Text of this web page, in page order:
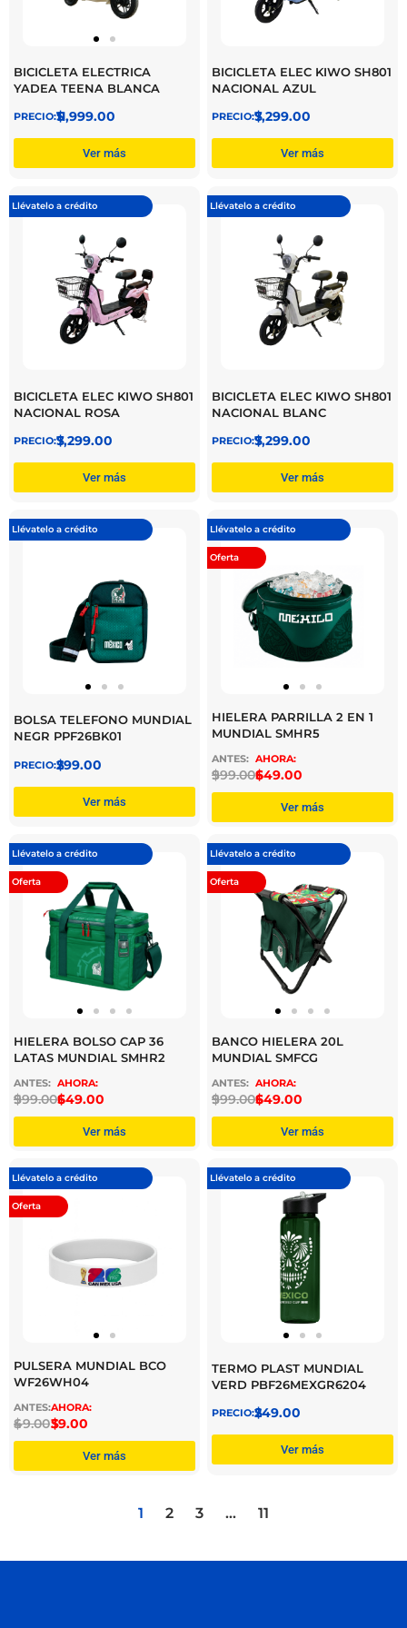
BICICLETA ELECTRICA
YADEA TEENA BLANCA
$
11,999.00
Ver más
BICICLETA ELEC KIWO SH801
NACIONAL AZUL
$
7,299.00
Ver más
Llévatelo a crédito
BICICLETA ELEC KIWO SH801
NACIONAL ROSA
$
7,299.00
Ver más
Llévatelo a crédito
BICICLETA ELEC KIWO SH801
NACIONAL BLANC
$
7,299.00
Ver más
Llévatelo a crédito
BOLSA TELEFONO MUNDIAL
NEGR PPF26BK01
$
299.00
Ver más
Llévatelo a crédito
Oferta
HIELERA PARRILLA 2 EN 1
MUNDIAL SMHR5
$
999.00$
649.00
Ver más
Llévatelo a crédito
Oferta
HIELERA BOLSO CAP 36
LATAS MUNDIAL SMHR2
$
999.00$
649.00
Ver más
Llévatelo a crédito
Oferta
BANCO HIELERA 20L
MUNDIAL SMFCG
$
999.00$
649.00
Ver más
Llévatelo a crédito
Oferta
PULSERA MUNDIAL BCO
WF26WH04
$
49.00$
39.00
Ver más
Llévatelo a crédito
TERMO PLAST MUNDIAL
VERD PBF26MEXGR6204
$
249.00
Ver más
1 2 3 … 11